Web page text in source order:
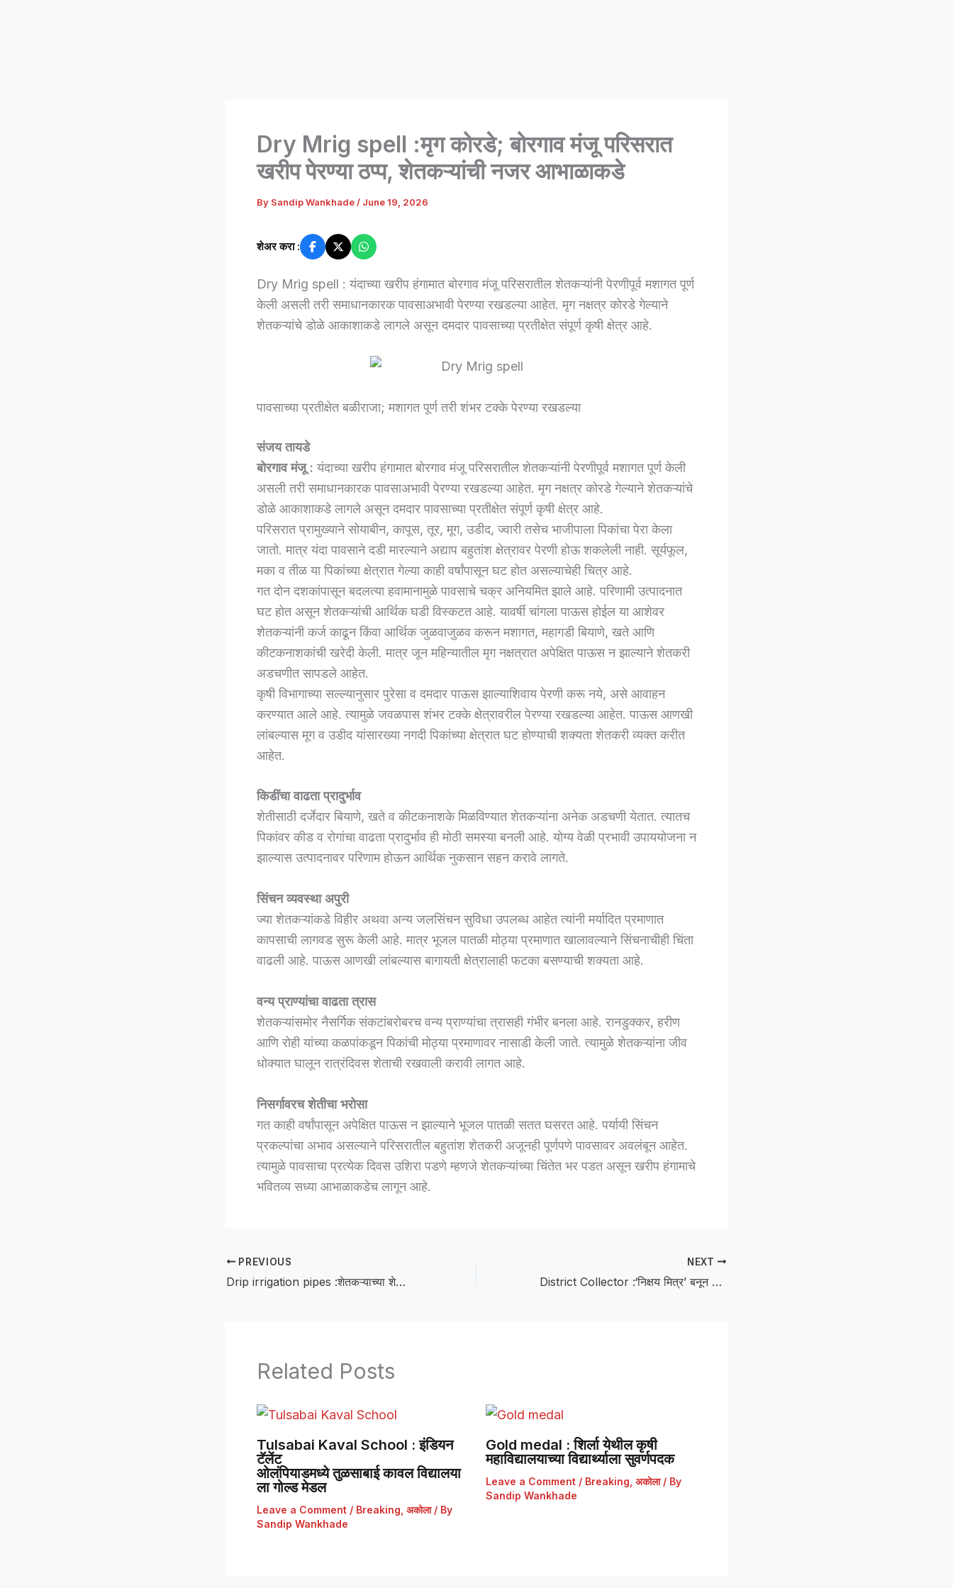
Dry Mrig spell :मृग कोरडे; बोरगाव मंजू परिसरात
खरीप पेरण्या ठप्प, शेतकऱ्यांची नजर आभाळाकडे
By Sandip Wankhade / June 19, 2026
शेअर करा :
Dry Mrig spell : यंदाच्या खरीप हंगामात बोरगाव मंजू परिसरातील शेतकऱ्यांनी पेरणीपूर्व मशागत पूर्ण
केली असली तरी समाधानकारक पावसाअभावी पेरण्या रखडल्या आहेत. मृग नक्षत्र कोरडे गेल्याने
शेतकऱ्यांचे डोळे आकाशाकडे लागले असून दमदार पावसाच्या प्रतीक्षेत संपूर्ण कृषी क्षेत्र आहे.
पावसाच्या प्रतीक्षेत बळीराजा; मशागत पूर्ण तरी शंभर टक्के पेरण्या रखडल्या
संजय तायडे
बोरगाव मंजू : यंदाच्या खरीप हंगामात बोरगाव मंजू परिसरातील शेतकऱ्यांनी पेरणीपूर्व मशागत पूर्ण केली
असली तरी समाधानकारक पावसाअभावी पेरण्या रखडल्या आहेत. मृग नक्षत्र कोरडे गेल्याने शेतकऱ्यांचे
डोळे आकाशाकडे लागले असून दमदार पावसाच्या प्रतीक्षेत संपूर्ण कृषी क्षेत्र आहे.
परिसरात प्रामुख्याने सोयाबीन, कापूस, तूर, मूग, उडीद, ज्वारी तसेच भाजीपाला पिकांचा पेरा केला
जातो. मात्र यंदा पावसाने दडी मारल्याने अद्याप बहुतांश क्षेत्रावर पेरणी होऊ शकलेली नाही. सूर्यफूल,
मका व तीळ या पिकांच्या क्षेत्रात गेल्या काही वर्षांपासून घट होत असल्याचेही चित्र आहे.
गत दोन दशकांपासून बदलत्या हवामानामुळे पावसाचे चक्र अनियमित झाले आहे. परिणामी उत्पादनात
घट होत असून शेतकऱ्यांची आर्थिक घडी विस्कटत आहे. यावर्षी चांगला पाऊस होईल या आशेवर
शेतकऱ्यांनी कर्ज काढून किंवा आर्थिक जुळवाजुळव करून मशागत, महागडी बियाणे, खते आणि
कीटकनाशकांची खरेदी केली. मात्र जून महिन्यातील मृग नक्षत्रात अपेक्षित पाऊस न झाल्याने शेतकरी
अडचणीत सापडले आहेत.
कृषी विभागाच्या सल्ल्यानुसार पुरेसा व दमदार पाऊस झाल्याशिवाय पेरणी करू नये, असे आवाहन
करण्यात आले आहे. त्यामुळे जवळपास शंभर टक्के क्षेत्रावरील पेरण्या रखडल्या आहेत. पाऊस आणखी
लांबल्यास मूग व उडीद यांसारख्या नगदी पिकांच्या क्षेत्रात घट होण्याची शक्यता शेतकरी व्यक्त करीत
आहेत.
किडींचा वाढता प्रादुर्भाव
शेतीसाठी दर्जेदार बियाणे, खते व कीटकनाशके मिळविण्यात शेतकऱ्यांना अनेक अडचणी येतात. त्यातच
पिकांवर कीड व रोगांचा वाढता प्रादुर्भाव ही मोठी समस्या बनली आहे. योग्य वेळी प्रभावी उपाययोजना न
झाल्यास उत्पादनावर परिणाम होऊन आर्थिक नुकसान सहन करावे लागते.
सिंचन व्यवस्था अपुरी
ज्या शेतकऱ्यांकडे विहीर अथवा अन्य जलसिंचन सुविधा उपलब्ध आहेत त्यांनी मर्यादित प्रमाणात
कापसाची लागवड सुरू केली आहे. मात्र भूजल पातळी मोठ्या प्रमाणात खालावल्याने सिंचनाचीही चिंता
वाढली आहे. पाऊस आणखी लांबल्यास बागायती क्षेत्रालाही फटका बसण्याची शक्यता आहे.
वन्य प्राण्यांचा वाढता त्रास
शेतकऱ्यांसमोर नैसर्गिक संकटांबरोबरच वन्य प्राण्यांचा त्रासही गंभीर बनला आहे. रानडुक्कर, हरीण
आणि रोही यांच्या कळपांकडून पिकांची मोठ्या प्रमाणावर नासाडी केली जाते. त्यामुळे शेतकऱ्यांना जीव
धोक्यात घालून रात्रंदिवस शेताची रखवाली करावी लागत आहे.
निसर्गावरच शेतीचा भरोसा
गत काही वर्षांपासून अपेक्षित पाऊस न झाल्याने भूजल पातळी सतत घसरत आहे. पर्यायी सिंचन
प्रकल्पांचा अभाव असल्याने परिसरातील बहुतांश शेतकरी अजूनही पूर्णपणे पावसावर अवलंबून आहेत.
त्यामुळे पावसाचा प्रत्येक दिवस उशिरा पडणे म्हणजे शेतकऱ्यांच्या चिंतेत भर पडत असून खरीप हंगामाचे
भवितव्य सध्या आभाळाकडेच लागून आहे.
PREVIOUS
Drip irrigation pipes :शेतकऱ्याच्या शेतातील ठिबक सिंचनाचे पाईप कापले; शेतकऱ्यांमध्ये भीतीचे वातावरण
NEXT
District Collector :‘निक्षय मित्र’ बनून जिल्हाधिकाऱ्यांनी दिला सामाजिक बांधिलकीचा संदेश
Related Posts
Tulsabai Kaval School : इंडियन
टॅलेंट
ओलंपियाडमध्ये तुळसाबाई कावल विद्यालया
ला गोल्ड मेडल
Leave a Comment / Breaking अकोला/ By
Sandip Wankhade
Gold medal : शिर्ला येथील कृषी
महाविद्यालयाच्या विद्यार्थ्याला सुवर्णपदक
Leave a Comment / Breaking अकोला/ By
Sandip Wankhade